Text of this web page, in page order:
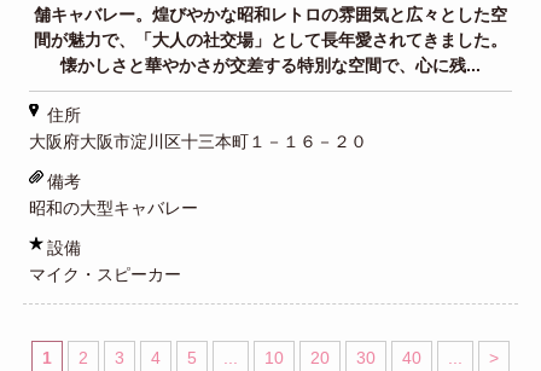
舗キャバレー。煌びやかな昭和レトロの雰囲気と広々とした空
間が魅力で、「大人の社交場」として長年愛されてきました。
懐かしさと華やかさが交差する特別な空間で、心に残...
住所
大阪府大阪市淀川区十三本町１－１６－２０
備考
昭和の大型キャバレー
設備
マイク・スピーカー
1 2 3 4 5 ... 10 20 30 40 ... >